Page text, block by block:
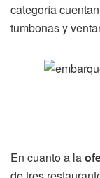
categoría
tumbonas y
En cuanto a la